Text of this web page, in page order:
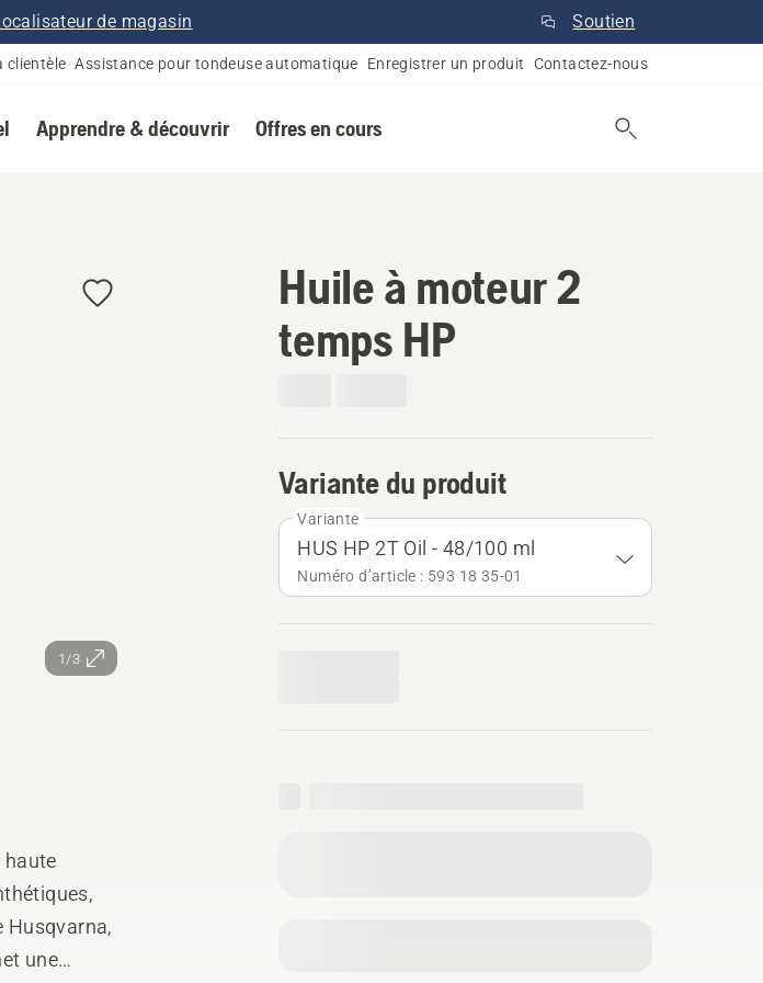
de magasin Soutien
clientèle Assistance pour tondeuse automatique Enregistrer un produit Contactez-nous
Apprendre & découvrir Offres en cours
1/3
Huile à moteur 2
temps HP
Variante du produit
Variante
HUS HP 2T Oil - 48/100 ml
Numéro d’article : 593 18 35‑01
haute
Husqvarna,
une